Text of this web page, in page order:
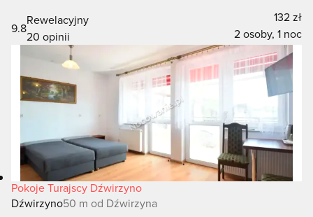
9.8
Rewelacyjny
20 opinii
132 zł
2 osoby, 1 noc
Pokoje Turajscy Dźwirzyno
Dźwirzyno50 m od Dźwirzyna